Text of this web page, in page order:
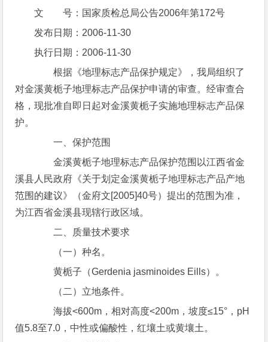
文 号：国家质检总局公告2006年第172号
发布日期：2006-11-30
执行日期：2006-11-30
根据《地理标志产品保护规定》，我局组织了
对金溪黄栀子地理标志产品保护申请的审查。经审查合
格，现批准自即日起对金溪黄栀子实施地理标志产品保
护。
一、保护范围
金溪黄栀子地理标志产品保护范围以江西省金
溪县人民政府《关于划定金溪黄栀子地理标志产品产地
范围的建议》（金府文[2005]40号）提出的范围为准，
为江西省金溪县现辖行政区域。
二、质量技术要求
（一）种名。
黄栀子（Gerdenia jasminoides Eills）。
（二）立地条件。
海拔<600m，相对高度<200m，坡度≤15°，pH
值5.8至7.0，中性或偏酸性，红壤土或黄壤土。